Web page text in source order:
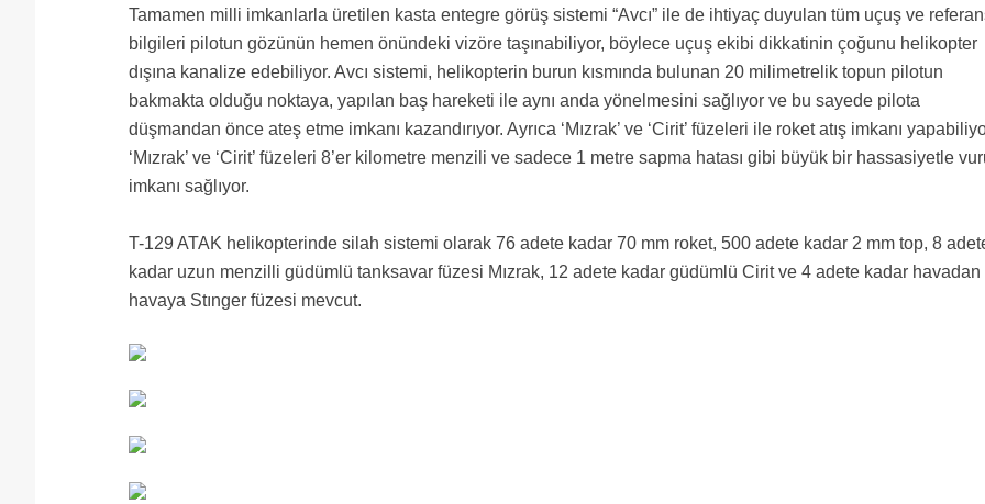
Tamamen milli imkanlarla üretilen kasta entegre görüş sistemi “Avcı” ile de ihtiyaç duyulan tüm uçuş ve
bilgileri pilotun gözünün hemen önündeki vizöre taşınabiliyor, böylece uçuş ekibi dikkatinin çoğunu helikopter
dışına kanalize edebiliyor. Avcı sistemi, helikopterin burun kısmında bulunan 20 milimetrelik topun pilotun
bakmakta olduğu noktaya, yapılan baş hareketi ile aynı anda yönelmesini sağlıyor ve bu sayede pilota
düşmandan önce ateş etme imkanı kazandırıyor. Ayrıca ‘Mızrak’ ve ‘Cirit’ füzeleri ile roket atış imkanı
‘Mızrak’ ve ‘Cirit’ füzeleri 8’er kilometre menzili ve sadece 1 metre sapma hatası gibi büyük bir hassasiyetle
imkanı sağlıyor.
T-129 ATAK helikopterinde silah sistemi olarak 76 adete kadar 70 mm roket, 500 adete kadar 2 mm top, 8
kadar uzun menzilli güdümlü tanksavar füzesi Mızrak, 12 adete kadar güdümlü Cirit ve 4 adete kadar havadan
havaya Stınger füzesi mevcut.